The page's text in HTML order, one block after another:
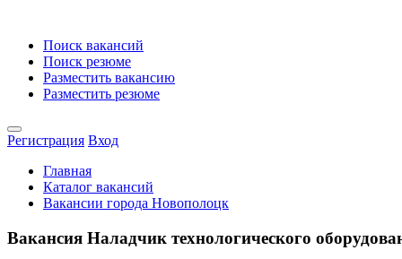
Поиск вакансий
Поиск резюме
Разместить вакансию
Разместить резюме
Регистрация Вход
Главная
Каталог вакансий
Вакансии города Новополоцк
Вакансия Наладчик технологического